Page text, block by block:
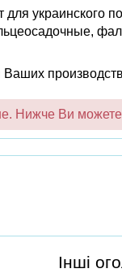
украинского
Нижче Ви можете
Інші